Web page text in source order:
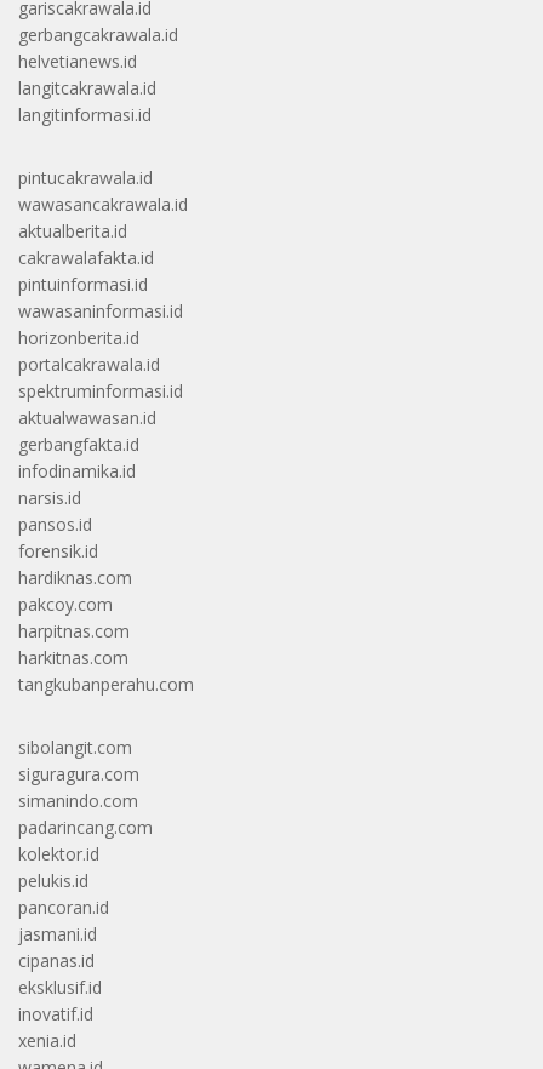
gariscakrawala.id
gerbangcakrawala.id
helvetianews.id
langitcakrawala.id
langitinformasi.id
pintucakrawala.id
wawasancakrawala.id
aktualberita.id
cakrawalafakta.id
pintuinformasi.id
wawasaninformasi.id
horizonberita.id
portalcakrawala.id
spektruminformasi.id
aktualwawasan.id
gerbangfakta.id
infodinamika.id
narsis.id
pansos.id
forensik.id
hardiknas.com
pakcoy.com
harpitnas.com
harkitnas.com
tangkubanperahu.com
sibolangit.com
siguragura.com
simanindo.com
padarincang.com
kolektor.id
pelukis.id
pancoran.id
jasmani.id
cipanas.id
eksklusif.id
inovatif.id
xenia.id